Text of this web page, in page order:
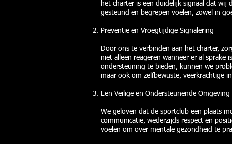
het charter is een duidelijk signaal dat wij
gesteund en begrepen voelen, zowel in
Preventie en Vroegtijdige Signalering
Door ons te verbinden aan het charter,
niet alleen reageren wanneer er al
ondersteuning te bieden, kunnen we
maar ook om zelfbewuste, veerkrachtige
Een Veilige en Ondersteunende Omgeving
We geloven dat de sportclub een plaats
communicatie, wederzijds respect en
voelen om over mentale gezondheid te